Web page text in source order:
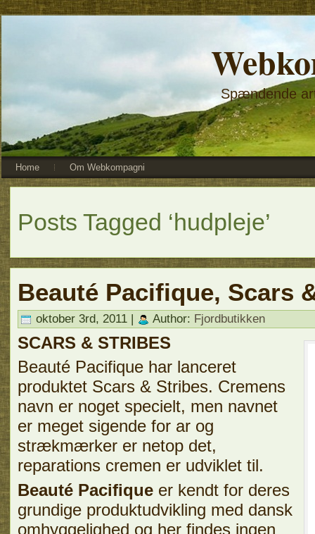
Spændende
Home Om Webkompagni
Posts Tagged ‘hudpleje’
Beauté Pacifique, Scars
oktober 3rd, 2011 | Author: Fjordbutikken
SCARS & STRIBES
Beauté Pacifique har lanceret
produktet Scars & Stribes. Cremens
navn er noget specielt, men navnet
er meget sigende for ar og
strækmærker er netop det,
reparations cremen er udviklet til.
Beauté Pacifique er kendt for deres
grundige produktudvikling med dansk
omhyggelighed og her findes ingen